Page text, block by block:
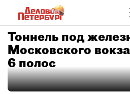
Тоннель под
Московского
6 полос